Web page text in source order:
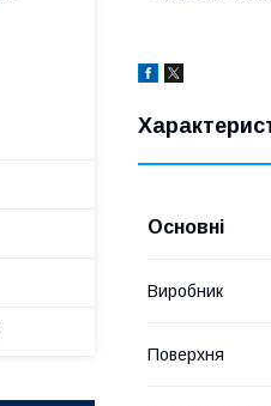
Основні
Виробник
Поверхня